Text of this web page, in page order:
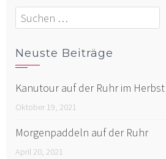
Suchen
nach:
Neuste Beiträge
Kanutour auf der Ruhr im Herbst
Oktober 19, 2021
Morgenpaddeln auf der Ruhr
April 20, 2021